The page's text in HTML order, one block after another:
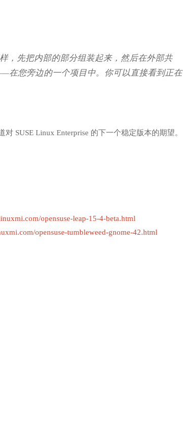
，先把内部的部分组装起来，然后在外部共
在您旁边的一个项目中。你可以直接看到正在
SUSE Linux Enterprise 的下一个稳定版本的期望。
opensuse-leap-15-4-beta.html
opensuse-tumbleweed-gnome-42.html